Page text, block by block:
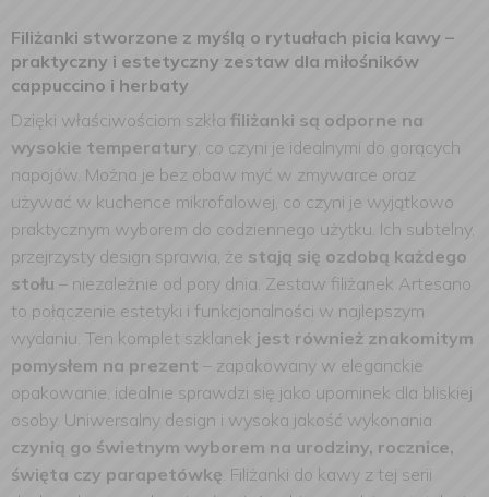
Filiżanki stworzone z myślą o rytuałach picia kawy –
praktyczny i estetyczny zestaw dla miłośników
cappuccino i herbaty
Dzięki właściwościom szkła filiżanki są odporne na
wysokie temperatury, co czyni je idealnymi do gorących
napojów. Można je bez obaw myć w zmywarce oraz
używać w kuchence mikrofalowej, co czyni je wyjątkowo
praktycznym wyborem do codziennego użytku. Ich subtelny,
przejrzysty design sprawia, że stają się ozdobą każdego
stołu – niezależnie od pory dnia. Zestaw filiżanek Artesano
to połączenie estetyki i funkcjonalności w najlepszym
wydaniu. Ten komplet szklanek jest również znakomitym
pomysłem na prezent – zapakowany w eleganckie
opakowanie, idealnie sprawdzi się jako upominek dla bliskiej
osoby. Uniwersalny design i wysoka jakość wykonania
czynią go świetnym wyborem na urodziny, rocznice,
święta czy parapetówkę. Filiżanki do kawy z tej serii